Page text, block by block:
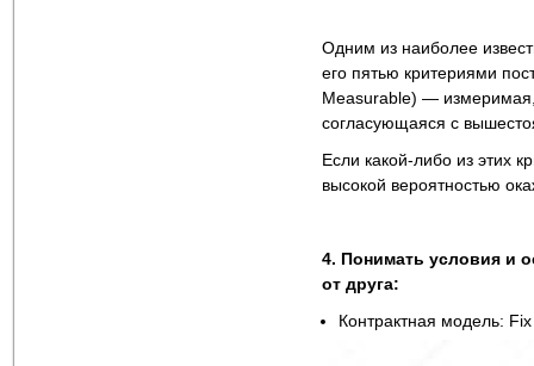
Одним из наиболее
его пятью критериями
Measurable) —
согласующаяся с
Если какой-либо из этих
высокой вероятностью
4. Понимать условия и
от друга:
Контрактная модель: